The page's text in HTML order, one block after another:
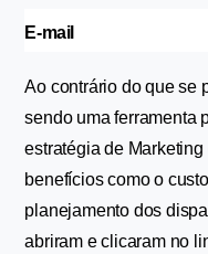
E-mail
Ao contrário do que se
sendo uma ferramenta
estratégia de
benefícios como o
planejamento dos
abriram e clicaram no